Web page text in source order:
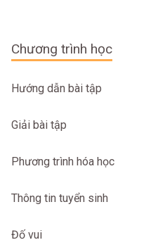
Chương trình học
Hướng dẫn bài tập
Giải bài tập
Phương trình hóa học
Thông tin tuyển sinh
Đố vui